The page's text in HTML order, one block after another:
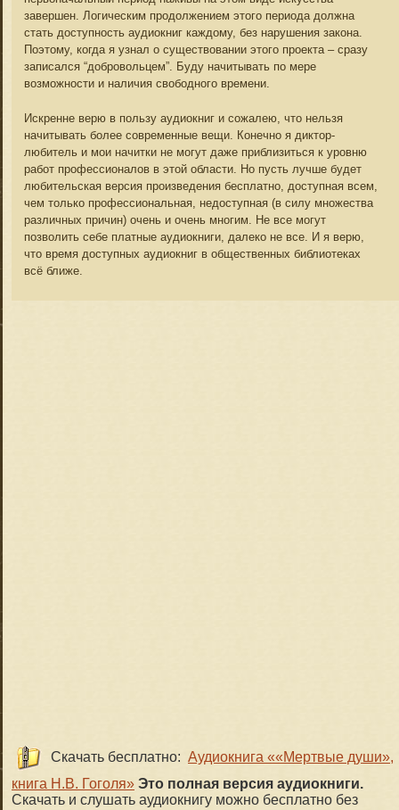
завершен. Логическим продолжением этого периода должна
стать доступность аудиокниг каждому, без нарушения закона.
Поэтому, когда я узнал о существовании этого проекта – сразу
записался “добровольцем”. Буду начитывать по мере
возможности и наличия свободного времени.
Искренне верю в пользу аудиокниг и сожалею, что нельзя
начитывать более современные вещи. Конечно я диктор-
любитель и мои начитки не могут даже приблизиться к уровню
работ профессионалов в этой области. Но пусть лучше будет
любительская версия произведения бесплатно, доступная всем,
чем только профессиональная, недоступная (в силу множества
различных причин) очень и очень многим. Не все могут
позволить себе платные аудиокниги, далеко не все. И я верю,
что время доступных аудиокниг в общественных библиотеках
всё ближе.
Скачать бесплатно: Аудиокнига ««Мертвые души»,
книга Н.В. Гоголя» Это полная версия аудиокниги.
Скачать и слушать аудиокнигу можно бесплатно без